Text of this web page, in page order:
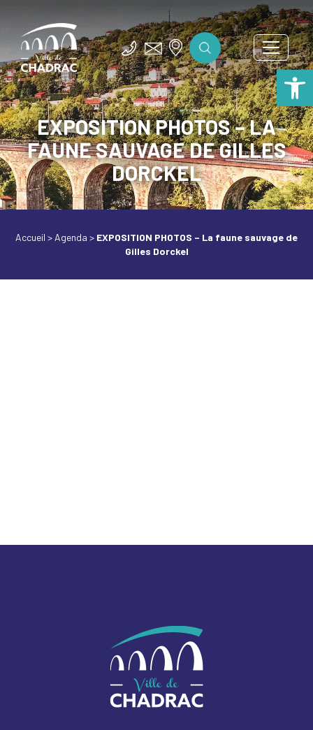
EXPOSITION PHOTOS – LA
FAUNE SAUVAGE DE GILLES
DORCKEL
Accueil > Agenda > EXPOSITION PHOTOS – La faune sauvage de
Gilles Dorckel